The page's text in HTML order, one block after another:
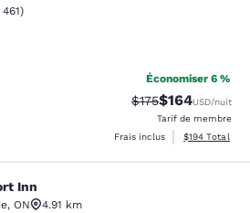
Bien. 3461 commentaires
)
Économiser 6 %
Tarif barré :
$175Tarif réduit :
$164USD/nuit
Tarif de membre
Frais inclus
Afficher les
$194 Total
Inn
, ON
4.91 km